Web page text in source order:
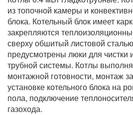
из топочной камеры и
блока. Котельный блок имеет
закрепляются
сверху обшитый листовой
предусмотрены люки для чистки
трубной системы. Котлы
монтажной готовности, монтаж
установке котельного блока на
пола, подключение
газохода.